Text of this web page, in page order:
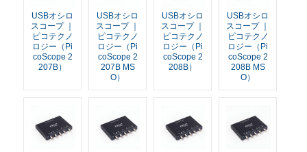
USBオシロ
スコープ ｜
ピコテクノ
ロジー（Pi
coScope 2
207B）
USBオシロ
スコープ ｜
ピコテクノ
ロジー（Pi
coScope 2
207B MS
O）
USBオシロ
スコープ ｜
ピコテクノ
ロジー（Pi
coScope 2
208B）
USBオシロ
スコープ ｜
ピコテクノ
ロジー（Pi
coScope 2
208B MS
O）